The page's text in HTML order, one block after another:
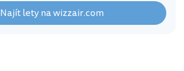
Najít lety na wizzair.com